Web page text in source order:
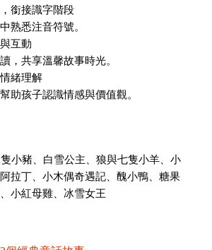
銜接識字階段
熟悉注音符號。
互動
，共享溫馨故事時光。
緒理解
助孩子認識情感與價值觀。
小豬、白雪公主、狼與七隻小羊、小
拉丁、小木偶奇遇記、醜小鴨、糖果
小紅母雞、冰雪女王